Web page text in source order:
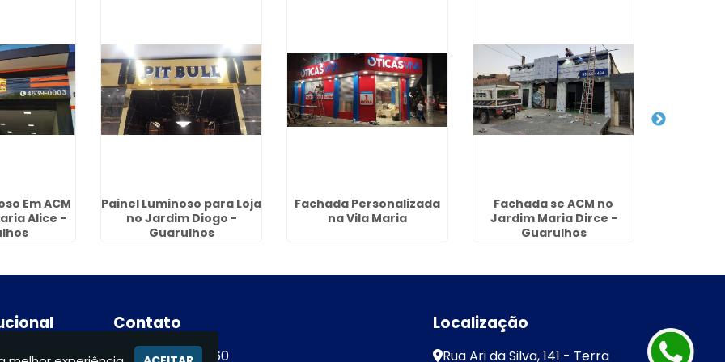
Em ACM
Alice -
Painel Luminoso para Loja
no Jardim Diogo -
Guarulhos
Fachada Personalizada
na Vila Maria
Fachada se ACM no
Jardim Maria Dirce -
Guarulhos
Contato
(11) 94365-9460
Localização
Rua Ari da Silva, 141 - Terra